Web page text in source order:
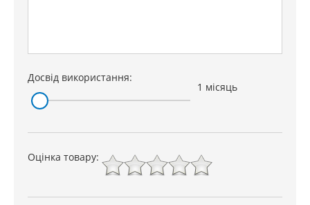
Досвід використання:
1 місяць
Оцінка товару: